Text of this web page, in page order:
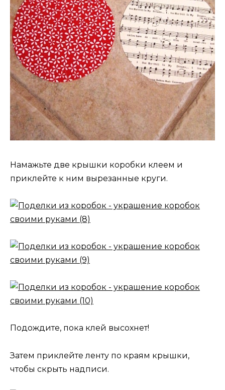
Намажьте две крышки коробки клеем и
приклейте к ним вырезанные круги.
Подождите, пока клей высохнет!
Затем приклейте ленту по краям крышки,
чтобы скрыть надписи.